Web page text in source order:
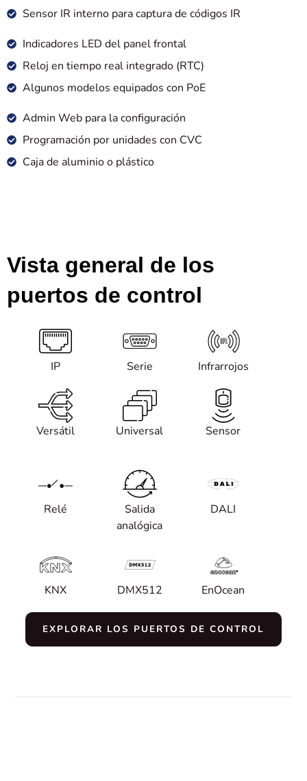
Sensor IR interno para captura de códigos IR
Indicadores LED del panel frontal
Reloj en tiempo real integrado (RTC)
Algunos modelos equipados con PoE
Admin Web para la configuración
Programación por unidades con CVC
Caja de aluminio o plástico
Vista general de los
puertos de control
IP Serie Infrarrojos
Versátil Universal Sensor
Relé
Salida
analógica
DALI
KNX DMX512 EnOcean
EXPLORAR LOS PUERTOS DE CONTROL